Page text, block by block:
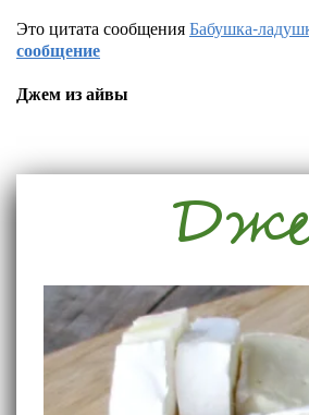
Это цитата сообщенияБабушка-
сообщение
Джем из айвы